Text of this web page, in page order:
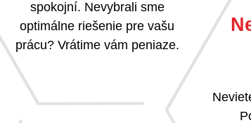
spokojní. Nevybrali sme
optimálne riešenie pre vašu
prácu? Vrátime vám peniaze.